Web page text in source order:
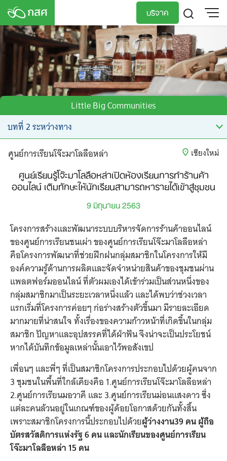
Skip
content
บริจาค
TH
Little Big Communities
ศูนย์การเรียนโจ๊ะมาโลลือหล่า เชียงใหม่
ศูนย์เรียนรู้โจ๊ะมาโลลือหล่าเปิดห้องเรียนการทำร้านค้า
ออนไลน์ เติมทักษะให้นักเรียนสามารถหารายได้เข้าสู่ชุมชน
9 มิถุนายน 2563
โครงการสร้างและพัฒนาระบบบริหารจัดการร้านค้าออนไลน์
ของศูนย์การเรียนชนเผ่า ของศูนย์การเรียนโจ๊ะมาโลลือหล่า
คือโครงการพัฒนาที่ช่วยฝึกฝนกลุ่มสมาชิกในโครงการให้มี
องค์ความรู้ด้านการผลิตและจัดจำหน่ายสินค้าของชุมชนผ่าน
แพลตฟอร์มออนไลน์ ที่ตัวผมเองได้เข้าร่วมเป็นส่วนหนึ่งของ
กลุ่มสมาชิกมาเป็นระยะเวลาหนึ่งแล้ว และได้พบว่าช่วงเวลา
แรกเริ่มที่โครงการค่อยๆ ก่อร่างสร้างตัวขึ้นมา มีรายละเอียด
มากมายที่น่าสนใจ ทั้งเรื่องของความก้าวหน้าที่เกิดขึ้นในกลุ่ม
สมาชิก ปัญหาและอุปสรรคที่ได้ฝ่าฟัน จึงน่าจะเป็นประโยชน์
หากได้บันทึกข้อมูลเหล่านั้นเอาไว้พอสังเขป
เพื่อนๆ และพี่ๆ ที่เป็นสมาชิกโครงการประกอบไปด้วยผู้คนจาก
3 ชุมชนในพื้นที่ใกล้เคียงคือ 1.ศูนย์การเรียนโจ๊ะมาโลลือหล่า
2.ศูนย์การเรียนมอวาคี และ 3.ศูนย์การเรียนม่อนแสงดาว ซึ่ง
แต่ละคนล้วนอยู่ในเกณฑ์ของผู้ด้อยโอกาสด้วยกันทั้งสิ้น
เพราะสมาชิกโครงการนี้ประกอบไปด้วยผู้ว่างงาน39 คน ผู้ถือ
บัตรสวัสดิการแห่งรัฐ 6 คน และนักเรียนของศูนย์การเรียน
โจ๊ะมาโลลือหล่า 15 คน